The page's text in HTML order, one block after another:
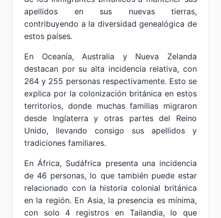
apellidos en sus nuevas tierras,
contribuyendo a la diversidad genealógica de
estos países.
En Oceanía, Australia y Nueva Zelanda
destacan por su alta incidencia relativa, con
264 y 255 personas respectivamente. Esto se
explica por la colonización británica en estos
territorios, donde muchas familias migraron
desde Inglaterra y otras partes del Reino
Unido, llevando consigo sus apellidos y
tradiciones familiares.
En África, Sudáfrica presenta una incidencia
de 46 personas, lo que también puede estar
relacionado con la historia colonial británica
en la región. En Asia, la presencia es mínima,
con solo 4 registros en Tailandia, lo que